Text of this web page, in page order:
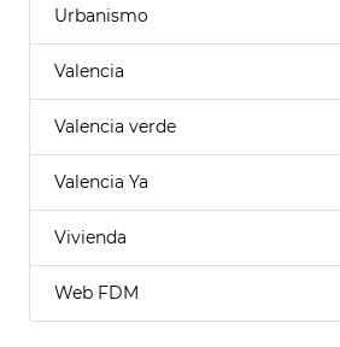
Urbanismo
Valencia
Valencia verde
Valencia Ya
Vivienda
Web FDM